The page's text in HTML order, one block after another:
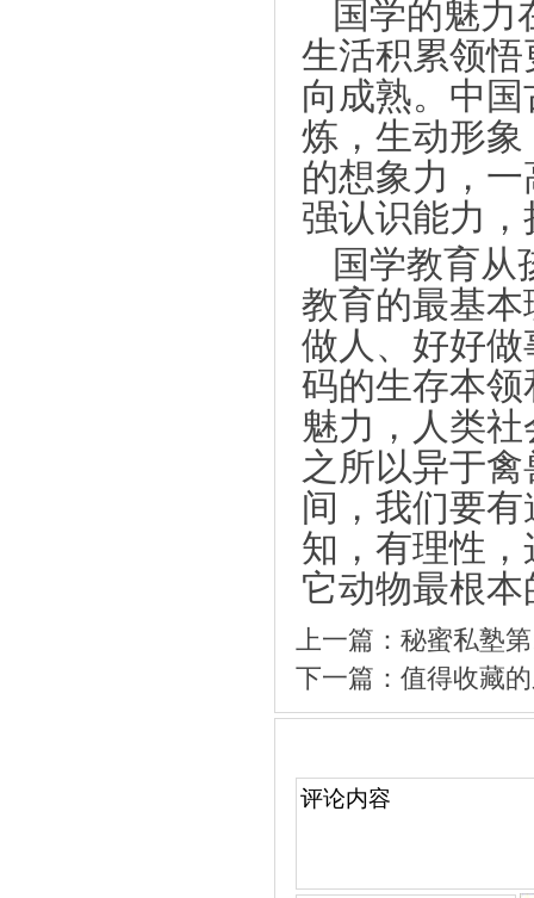
国学的魅力
生活积累领
向成熟。中
炼，生动形
的想象力，
强认识能力
国学教育从
教育的最基
做人、好好
码的生存本
魅力，人类
之所以异于
间，我们要
知，有理性
它动物最根
上一篇： 秘蜜私塾
下一篇： 值得收藏